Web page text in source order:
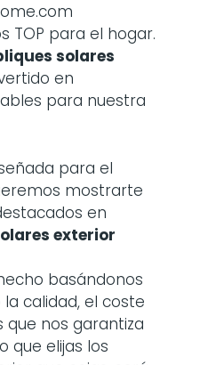
TOP para el hogar.
solares
en
para nuestra
para el
mostrarte
en
exterior
basándonos
calidad, el coste
que nos garantiza
que elijas los